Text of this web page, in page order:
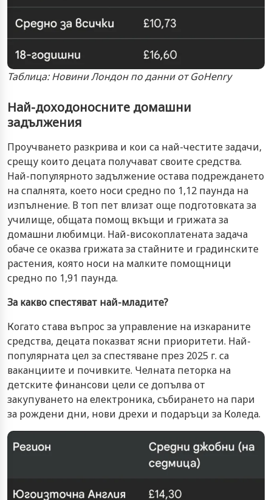
Таблица: Новини Лондон по данни от GoHenry
Най-доходоносните домашни
задължения
Проучването разкрива и кои са най-честите задачи,
срещу които децата получават своите средства.
Най-популярното задължение остава подреждането
на спалнята, което носи средно по 1,12 паунда на
изпълнение. В топ пет влизат още подготовката за
училище, общата помощ вкъщи и грижата за
домашни любимци. Най-високоплатената задача
обаче се оказва грижата за стайните и градинските
растения, която носи на малките помощници
средно по 1,91 паунда.
За какво спестяват най-младите?
Когато става въпрос за управление на изкараните
средства, децата показват ясни приоритети. Най-
популярната цел за спестяване през 2025 г. са
ваканциите и почивките. Челната петорка на
детските финансови цели се допълва от
закупуването на електроника, събирането на пари
за рождени дни, нови дрехи и подаръци за Коледа.